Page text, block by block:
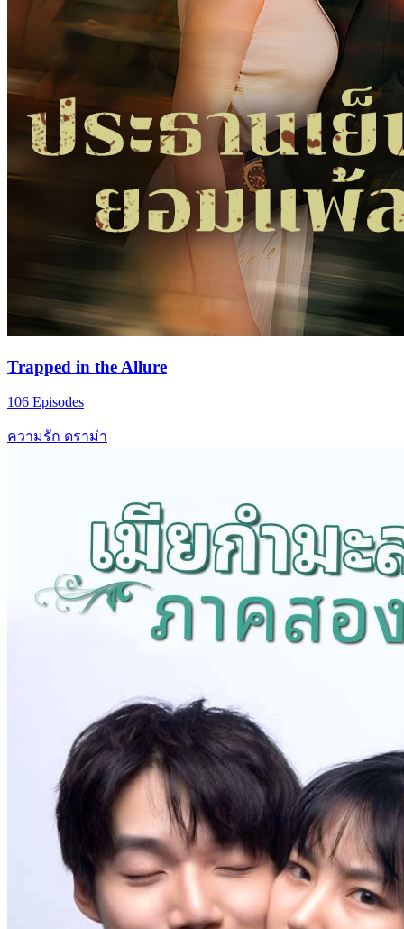
Trapped in the Allure
106 Episodes
ความรัก ดราม่า